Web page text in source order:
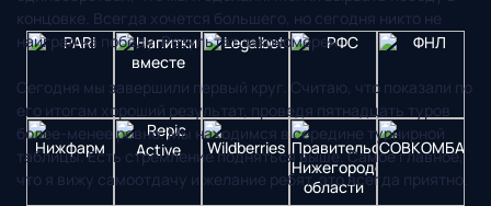
концовке. Всегда хочется большего, но сегодня никто не
наиграл на победу. Результат закономерен.
Сегодня мы завершили первый круг. Считаю, что показали по
его итогам хороший результат, проведя пятнадцать туров
более-менее ровно. Мы находимся в середине турнирной
таблицы. Есть стремление подняться выше. Самое главное,
что я вижу самоотдачу и желание ребят, это всегда приятно.